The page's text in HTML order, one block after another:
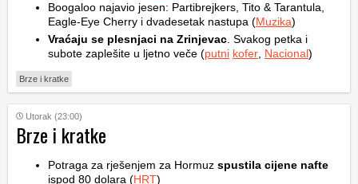
Boogaloo najavio jesen: Partibrejkers, Tito & Tarantula,
Eagle-Eye Cherry i dvadesetak nastupa (Muzika)
Vraćaju se plesnjaci na Zrinjevac . Svakog petka i
subote zaplešite u ljetno veče (putni kofer Nacional)
Brze i kratke
Utorak (23:00)
Brze i kratke
Potraga za rješenjem za Hormuz spustila cijene nafte
ispod 80 dolara (HRT)